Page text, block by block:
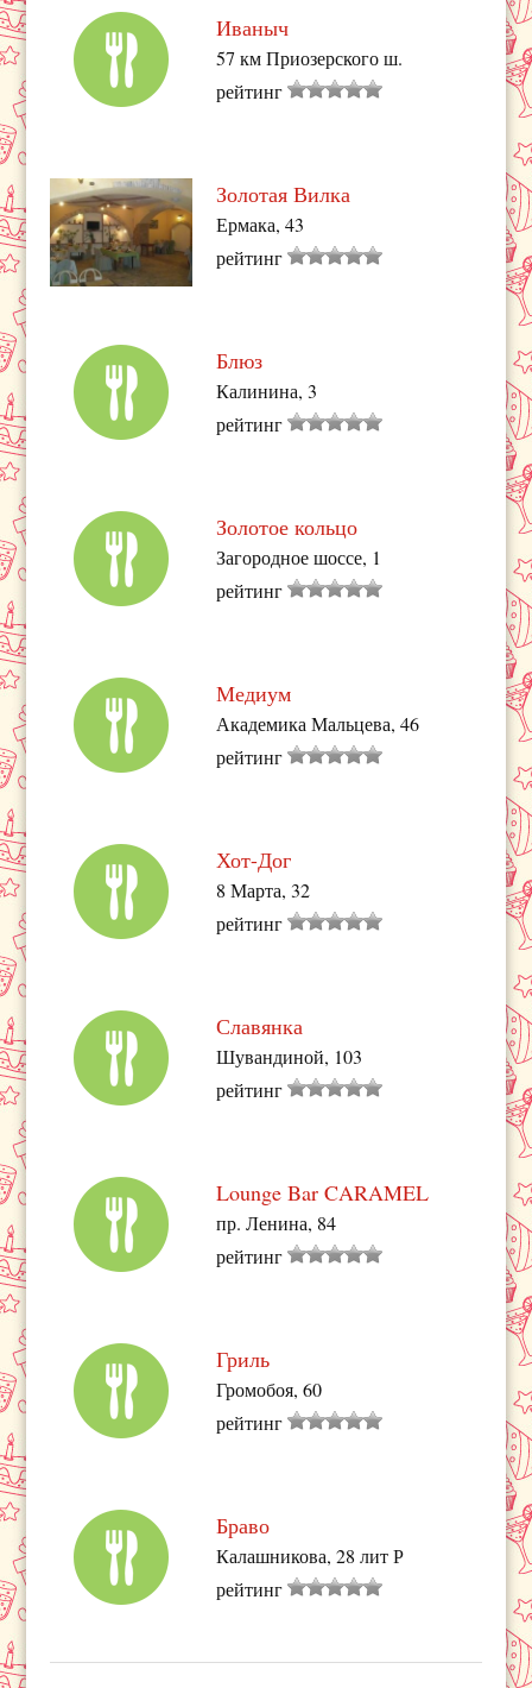
Иваныч
57 км Приозерского ш.
рейтинг
Золотая Вилка
Ермака, 43
рейтинг
Блюз
Калинина, 3
рейтинг
Золотое кольцо
Загородное шоссе, 1
рейтинг
Медиум
Академика Мальцева, 46
рейтинг
Хот-Дог
8 Марта, 32
рейтинг
Славянка
Шувандиной, 103
рейтинг
Lounge Bar CARAMEL
пр. Ленина, 84
рейтинг
Гриль
Громобоя, 60
рейтинг
Браво
Калашникова, 28 лит Р
рейтинг